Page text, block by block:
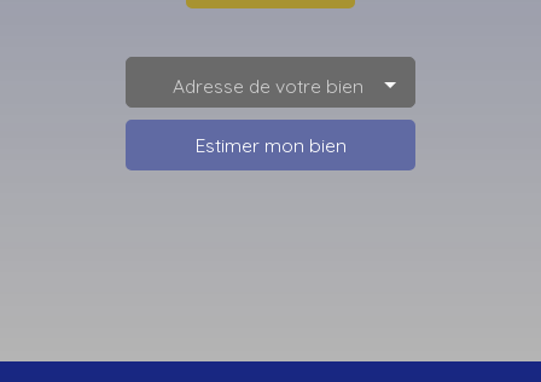
Adresse de votre bien
Estimer mon bien